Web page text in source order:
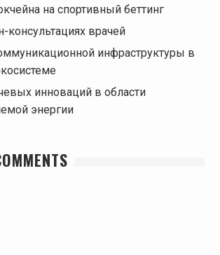
на спортивный беттинг
консультациях врачей
инфраструктуры в
инноваций в области
энергии